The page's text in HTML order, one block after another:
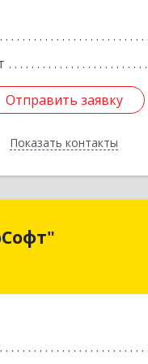
Отправить заявку
Показать контакты
Отправить заявку
Назад
край,